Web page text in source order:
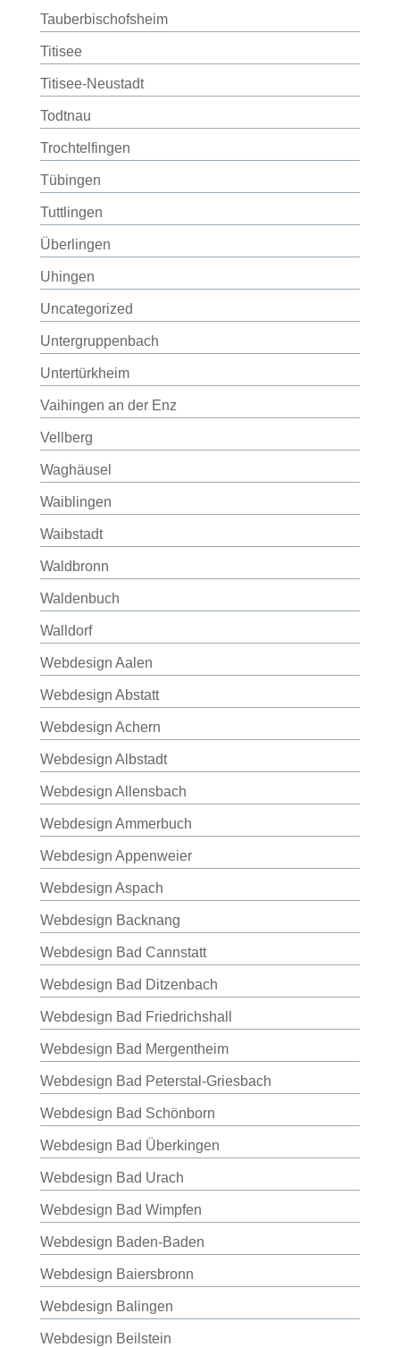
Tauberbischofsheim
Titisee
Titisee-Neustadt
Todtnau
Trochtelfingen
Tübingen
Tuttlingen
Überlingen
Uhingen
Uncategorized
Untergruppenbach
Untertürkheim
Vaihingen an der Enz
Vellberg
Waghäusel
Waiblingen
Waibstadt
Waldbronn
Waldenbuch
Walldorf
Webdesign Aalen
Webdesign Abstatt
Webdesign Achern
Webdesign Albstadt
Webdesign Allensbach
Webdesign Ammerbuch
Webdesign Appenweier
Webdesign Aspach
Webdesign Backnang
Webdesign Bad Cannstatt
Webdesign Bad Ditzenbach
Webdesign Bad Friedrichshall
Webdesign Bad Mergentheim
Webdesign Bad Peterstal-Griesbach
Webdesign Bad Schönborn
Webdesign Bad Überkingen
Webdesign Bad Urach
Webdesign Bad Wimpfen
Webdesign Baden-Baden
Webdesign Baiersbronn
Webdesign Balingen
Webdesign Beilstein